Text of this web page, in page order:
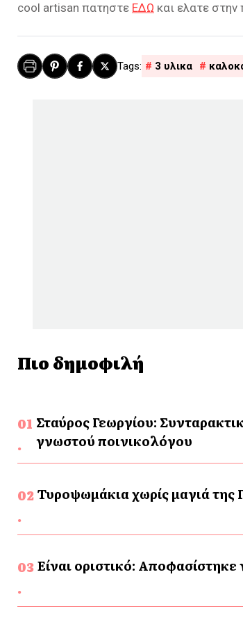
cool artisan πατηστε ΕΔΩ και ελατε
3 υλικα
Πιο δημοφιλή
Σταύρος Γεωργίου:
γνωστού ποινικολόγου
Τυροψωμάκια χωρίς μαγιά
Είναι οριστικό: